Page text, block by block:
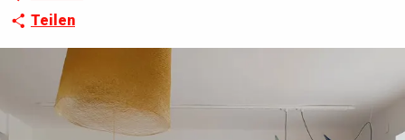
Teilen